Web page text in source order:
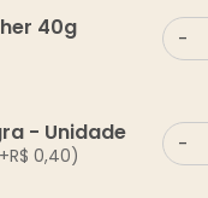
40g -
- Unidade
R$ 0,40) -